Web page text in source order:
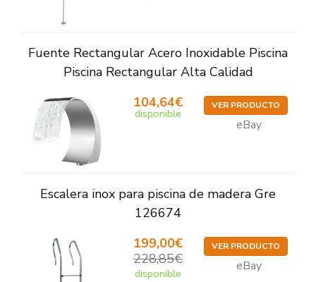
Fuente Rectangular Acero Inoxidable Piscina
Piscina Rectangular Alta Calidad
104,64€
disponible
VER PRODUCTO
eBay
Escalera inox para piscina de madera Gre
126674
199,00€
228,85€
disponible
VER PRODUCTO
eBay